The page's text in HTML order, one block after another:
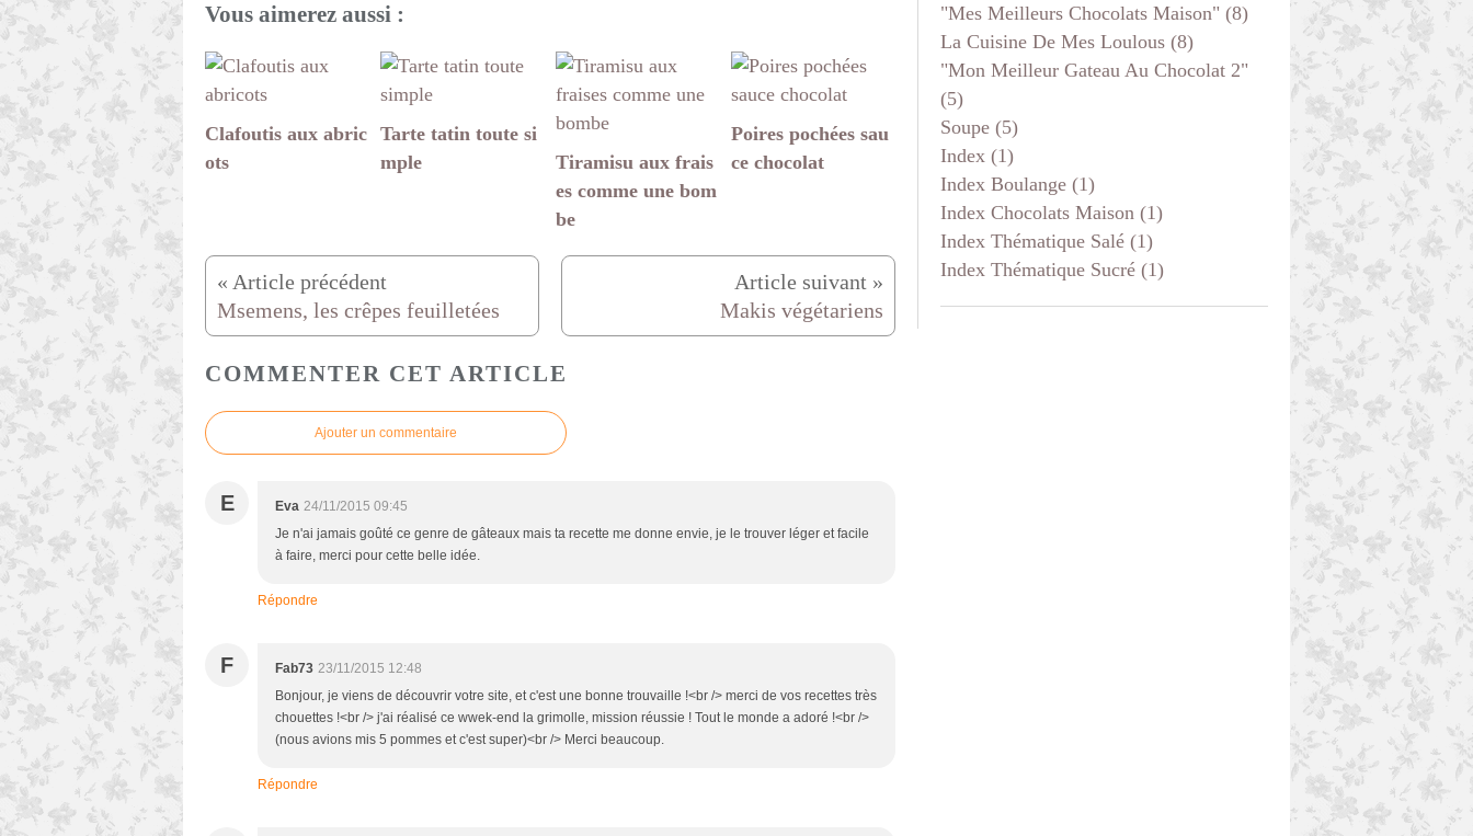
Vous aimerez aussi :
Clafoutis aux abric
ots
Tarte tatin toute si
mple
Tiramisu aux frais
es comme une bom
be
Poires pochées sau
ce chocolat
Msemens, les crêpes feuilletées Makis végétariens
COMMENTER CET ARTICLE
Ajouter un commentaire
E Eva 24/11/2015 09:45
Je n'ai jamais goûté ce genre de gâteaux mais ta recette me donne envie, je le trouver léger et facile
à faire, merci pour cette belle idée.
Répondre
F Fab73 23/11/2015 12:48
Bonjour, je viens de découvrir votre site, et c'est une bonne trouvaille !<br /> merci de vos recettes très
chouettes !<br /> j'ai réalisé ce wwek-end la grimolle, mission réussie ! Tout le monde a adoré !<br />
(nous avions mis 5 pommes et c'est super)<br /> Merci beaucoup.
Répondre
"mes Meilleurs Chocolats Maison" (8)
La Cuisine De Mes Loulous (8)
"mon Meilleur Gateau Au Chocolat 2"
(5)
Soupe (5)
Index (1)
Index Boulange (1)
Index Chocolats Maison (1)
Index Thématique Salé (1)
Index Thématique Sucré (1)